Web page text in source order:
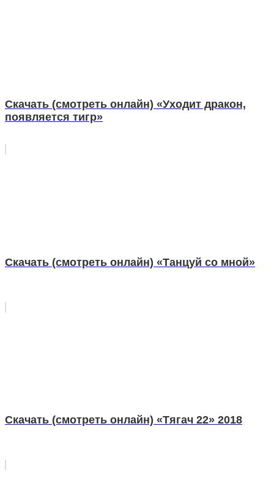
Скачать (смотреть онлайн) «Уходит дракон,
появляется тигр»
Скачать (смотреть онлайн) «Танцуй со мной»
Скачать (смотреть онлайн) «Тягач 22» 2018